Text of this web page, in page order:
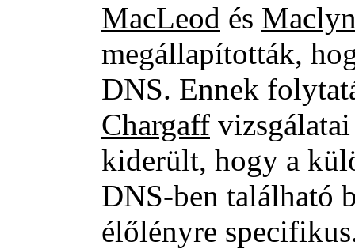
MacLeod és
megállapították,
DNS. Ennek
Chargaff
kiderült, hogy a
DNS-ben található
élőlényre